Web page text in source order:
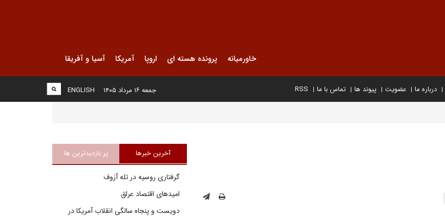
خاورمیانه پرونده هسته ای اروپا آمریکا آسیا و آفریقا
درباره ما عضویت پیوند ها تماس با ما RSS
ENGLISH جمعه ۱۶ مرداد ۱۴۰۵
آخرین خبرها پر بازدیدترین ها
گرفتاری روسیه در تله آزوف
امیدهای اقتصاد عراق
دویست و پنجاه سالگی انقلاب آمریکا در